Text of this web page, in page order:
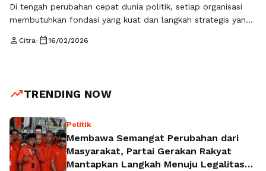
Di tengah perubahan cepat dunia politik, setiap organisasi
membutuhkan fondasi yang kuat dan langkah strategis yang
berkomitmen pada aspirasi rakyat, kini menegaskan langkah
sebagai bagian dari upaya …
person Citra• calendar_today16/02/2026
trending_upTRENDING NOW
Politik
Membawa Semangat Perubahan dari
Masyarakat, Partai Gerakan Rakyat
Mantapkan Langkah Menuju Legalitas